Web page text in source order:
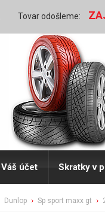
Tovar odošleme:
Váš účet Skratky v
dunlop sp sport maxx gt